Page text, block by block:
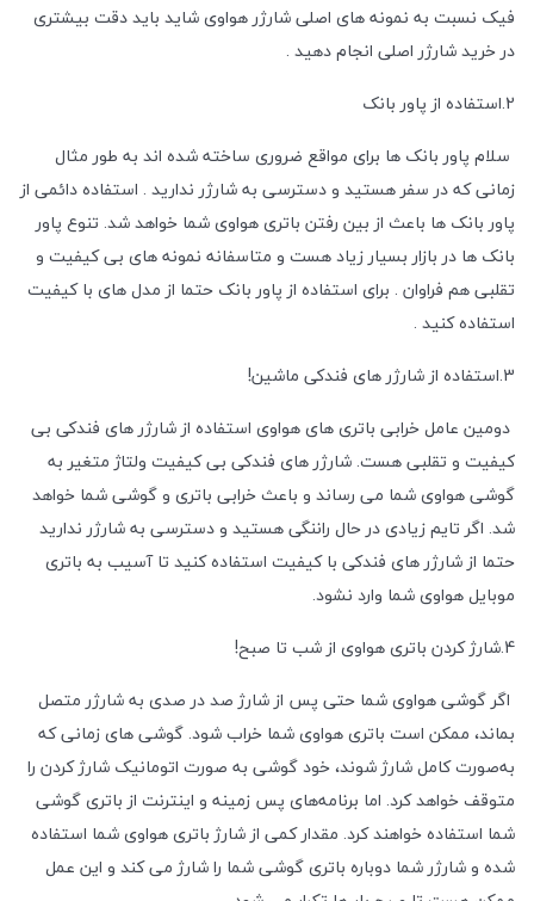
فیک نسبت به نمونه های اصلی شارژر هواوی شاید باید دقت بیشتری
در خرید شارژر اصلی انجام دهید .
2.استفاده از پاور بانک
سلام پاور بانک ها برای مواقع ضروری ساخته شده اند به طور مثال
زمانی که در سفر هستید و دسترسی به شارژر ندارید . استفاده دائمی از
پاور بانک ها باعث از بین رفتن باتری هواوی شما خواهد شد. تنوع پاور
بانک ها در بازار بسیار زیاد هست و متاسفانه نمونه های بی کیفیت و
تقلبی هم فراوان . برای استفاده از پاور بانک حتما از مدل های با کیفیت
استفاده کنید .
3.استفاده از شارژر های فندکی ماشین!
دومین عامل خرابی باتری های هواوی استفاده از شارژر های فندکی بی
کیفیت و تقلبی هست. شارژر های فندکی بی کیفیت ولتاژ متغیر به
گوشی هواوی شما می رساند و باعث خرابی باتری و گوشی شما خواهد
شد. اگر تایم زیادی در حال راننگی هستید و دسترسی به شارژر ندارید
حتما از شارژر های فندکی با کیفیت استفاده کنید تا آسیب به باتری
موبایل هواوی شما وارد نشود.
4.شارژ کردن باتری هواوی از شب تا صبح!
اگر گوشی هواوی شما حتی پس از شارژ صد در صدی به شارژر متصل
بماند، ممکن است باتری هواوی شما خراب شود. ‌گوشی های زمانی که
به‌صورت کامل شارژ شوند، خود گوشی به صورت اتومانیک شارژ کردن را
متوقف خواهد کرد. اما برنامه‌های پس زمینه و اینترنت از باتری گوشی
شما استفاده خواهند کرد. مقدار کمی از شارژ باتری هواوی شما استفاده
شده و شارژر شما دوباره باتری گوشی شما را شارژ می کند و این عمل